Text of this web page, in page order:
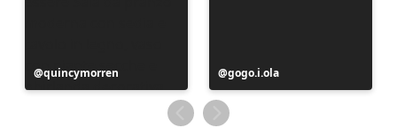
Post
pubblicato
quincymorren
Post
pubblicato
da
gogo.i.ola